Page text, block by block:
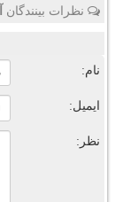
نظرات بینندگان
نام:
ایمیل:
نظر: